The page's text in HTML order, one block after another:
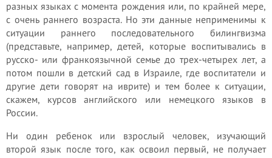
разных языках с момента рождения или, по крайней мере,
с очень раннего возраста. Но эти данные неприменимы к
ситуации раннего последовательного билингвизма
(представьте, например, детей, которые воспитывались в
русско- или франкоязычной семье до трех-четырех лет, а
потом пошли в детский сад в Израиле, где воспитатели и
другие дети говорят на иврите) и тем более к ситуации,
скажем, курсов английского или немецкого языков в
России.
Ни один ребенок или взрослый человек, изучающий
второй язык после того, как освоил первый, не получает